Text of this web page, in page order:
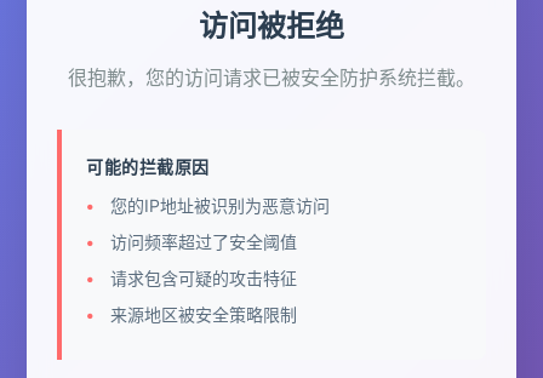
访问被拒绝
很抱歉，您的访问请求已被安全防护系统拦截。
可能的拦截原因
您的IP地址被识别为恶意访问
访问频率超过了安全阈值
请求包含可疑的攻击特征
来源地区被安全策略限制